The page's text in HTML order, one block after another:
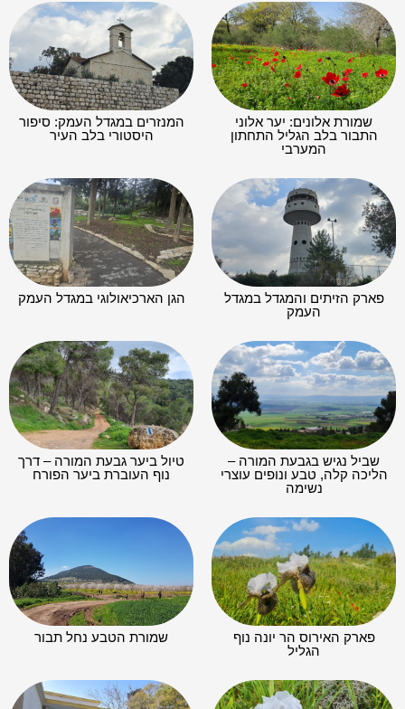
שמורת אלונים: יער אלוני
התבור בלב הגליל התחתון
המערבי
המנזרים במגדל העמק: סיפור
היסטורי בלב העיר
פארק הזיתים והמגדל במגדל
העמק
הגן הארכיאולוגי במגדל העמק
שביל נגיש בגבעת המורה –
הליכה קלה, טבע ונופים עוצרי
נשימה
טיול ביער גבעת המורה – דרך
נוף העוברת ביער הפורח
פארק האירוס הר יונה נוף
הגליל
שמורת הטבע נחל תבור